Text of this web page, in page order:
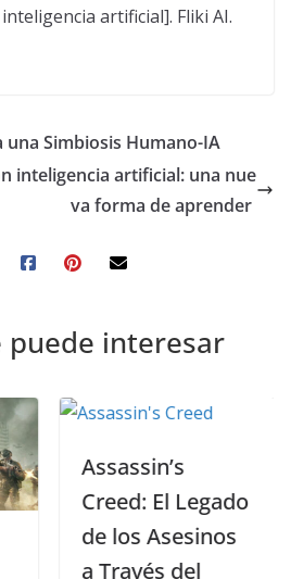
artificial]. Fliki AI.
Simbiosis Humano-IA
inteligencia artificial: una nue
va forma de aprender
puede interesar
Assassin’s
Creed: El Legado
de los Asesinos
a Través del